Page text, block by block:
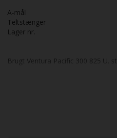
A-mål
Teltstænger
Lager nr.
Brugt Ventura Pacific 300 825 U.